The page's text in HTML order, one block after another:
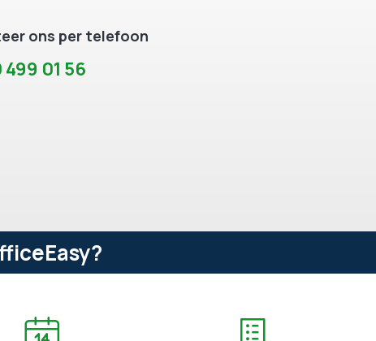
ons per telefoon
499 01 56